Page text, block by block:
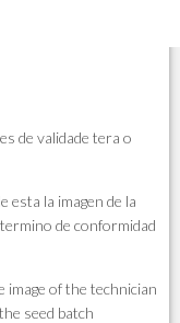
de validade tera o
esta la imagen de la
de conformidad
of the technician
seed batch